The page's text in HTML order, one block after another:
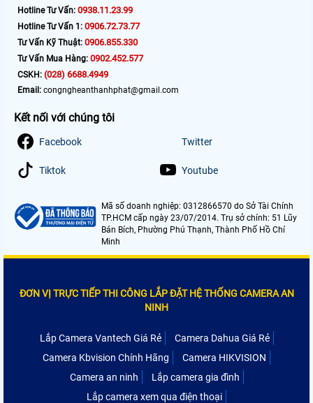
Hotline Tư Vấn: 0938.11.23.99
Hotline Tư Vấn 1: 0906.72.73.77
Tư Vấn Kỹ Thuật: 0906.855.330
Tư Vấn Mua Hàng: 0902.452.577
CSKH: (028) 6688.4949
Email: congngheanthanhphat@gmail.com
Kết nối với chúng tôi
Facebook Twitter
Tiktok Youtube
Mã số doanh nghiệp: 0312866570 do Sở Tài Chính
TP.HCM cấp ngày 23/07/2014. Trụ sở chính: 51 Lũy
Bán Bích, Phường Phú Thạnh, Thành Phố Hồ Chí
Minh
ĐƠN VỊ TRỰC TIẾP THI CÔNG LẮP ĐẶT HỆ THỐNG CAMERA AN
NINH
Lắp Camera Vantech Giá Rẻ
Camera Dahua Giá Rẻ
Camera Kbvision Chính Hãng
Camera HIKVISION
Camera an ninh
Lắp camera gia đình
Lắp camera xem qua điện thoại